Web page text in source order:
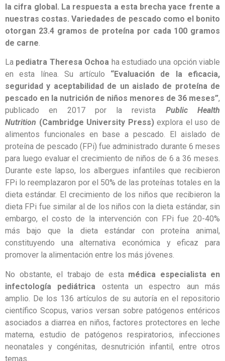
la cifra global. La respuesta a esta brecha yace frente a
nuestras costas. Variedades de pescado como el bonito
otorgan 23.4 gramos de proteína por cada 100 gramos
de carne
La pediatra Theresa Ochoa ha estudiado una opción viable
en esta línea. Su artículo “Evaluación de la eficacia,
seguridad y aceptabilidad de un aislado de proteína de
pescado en la nutrición de niños menores de 36 meses”,
publicado en 2017 por la revista Public Health
Nutrition (Cambridge University Press)explora el uso de
alimentos funcionales en base a pescado. El aislado de
proteína de pescado (FPi) fue administrado durante 6 meses
para luego evaluar el crecimiento de niños de 6 a 36 meses.
Durante este lapso, los albergues infantiles que recibieron
FPi lo reemplazaron por el 50% de las proteínas totales en la
dieta estándar. El crecimiento de los niños que recibieron la
dieta FPi fue similar al de los niños con la dieta estándar, sin
embargo, el costo de la intervención con FPi fue 20-40%
más bajo que la dieta estándar con proteína animal,
constituyendo una alternativa económica y eficaz para
promover la alimentación entre los más jóvenes.
No obstante, el trabajo de esta médica especialista en
infectología pediátrica ostenta un espectro aun más
amplio. De los 136 artículos de su autoría en el repositorio
científico Scopus, varios versan sobre patógenos entéricos
asociados a diarrea en niños, factores protectores en leche
materna, estudio de patógenos respiratorios, infecciones
neonatales y congénitas, desnutrición infantil, entre otros
temas.